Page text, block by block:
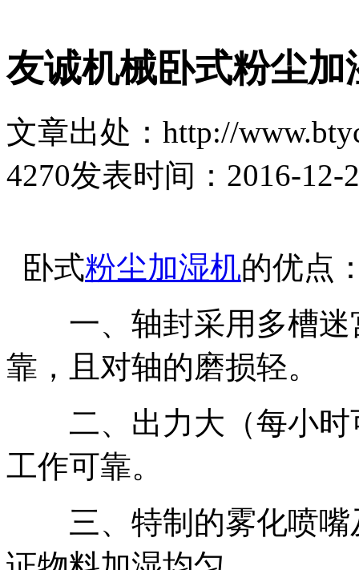
友诚机械卧式粉尘加
文章出处：http://
4270发表时间：2016-12-
卧式粉尘加湿机的优点
一、轴封采用多槽迷
靠，且对轴的磨损轻。
二、出力大（每小时
工作可靠。
三、特制的雾化喷嘴